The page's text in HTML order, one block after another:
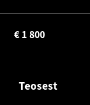
1 800
€
Teosest